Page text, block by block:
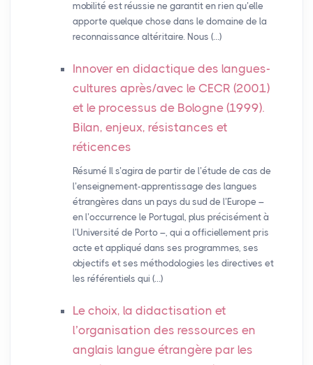
mobilité est réussie ne garantit en rien qu’elle
apporte quelque chose dans le domaine de la
reconnaissance altéritaire. Nous (…)
Innover en didactique des langues-
cultures après/avec le CECR (2001)
et le processus de Bologne (1999).
Bilan, enjeux, résistances et
réticences
Résumé Il s’agira de partir de l’étude de cas de
l’enseignement-apprentissage des langues
étrangères dans un pays du sud de l’Europe –
en l’occurrence le Portugal, plus précisément à
l’Université de Porto –, qui a officiellement pris
acte et appliqué dans ses programmes, ses
objectifs et ses méthodologies les directives et
les référentiels qui (…)
Le choix, la didactisation et
l’organisation des ressources en
anglais langue étrangère par les